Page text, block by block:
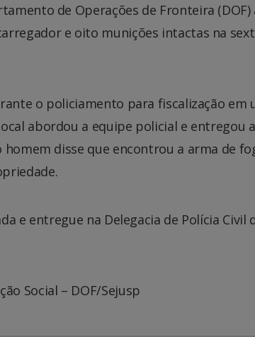
de Operações de Fronteira
e oito munições intactas na
o policiamento para fiscalização em
abordou a equipe policial e entregou
homem disse que encontrou a arma de
e entregue na Delegacia de Polícia Civil
Social – DOF/Sejusp